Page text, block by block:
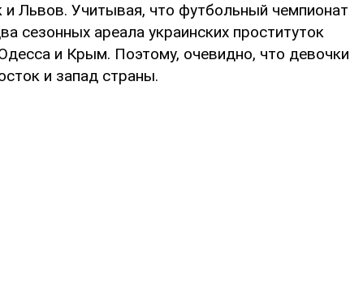
Львов. Учитывая, что футбольный чемпионат
сезонных ареала украинских проституток
и Крым. Поэтому, очевидно, что девочки
и запад страны.